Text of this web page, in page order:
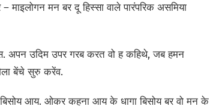
माइलोगन मन बर दू हिस्सा वाले पारंपरिक असमिया
अपन उदिम उपर गरब करत वो ह कहिथे, जब हमन
बेंचे सुरु करेंव.
आय. ओकर कहना आय के धागा बिसोय बर वो मन के